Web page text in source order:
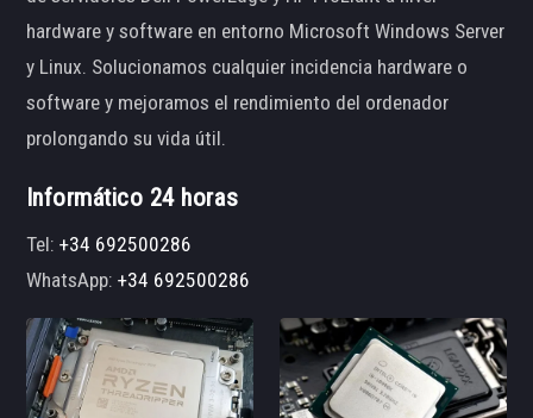
hardware y software en entorno Microsoft Windows Server
y Linux. Solucionamos cualquier incidencia hardware o
software y mejoramos el rendimiento del ordenador
prolongando su vida útil.
Informático 24 horas
Tel:+34 692500286
WhatsApp:+34 692500286